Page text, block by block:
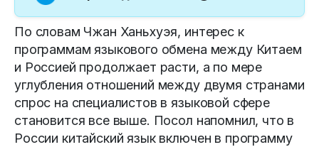
По словам Чжан Ханьхуэя, интерес к
программам языкового обмена между Китаем
и Россией продолжает расти, а по мере
углубления отношений между двумя странами
спрос на специалистов в языковой сфере
становится все выше. Посол напомнил, что в
России китайский язык включен в программу